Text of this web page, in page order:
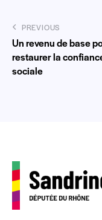
PREVIOUS
Un revenu de base
restaurer la
sociale